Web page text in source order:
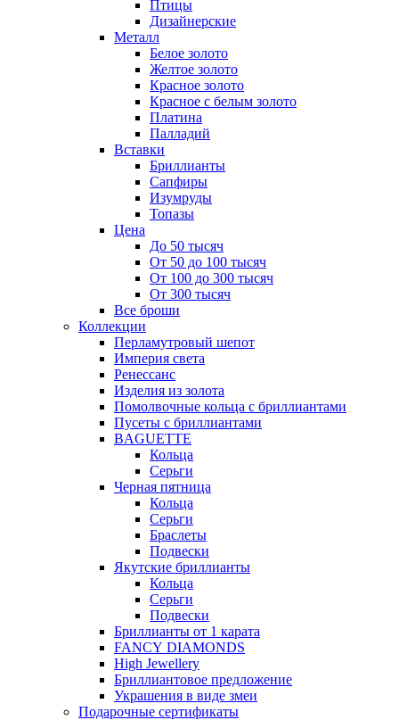
Птицы
Дизайнерские
Металл
Белое золото
Желтое золото
Красное золото
Красное с белым золото
Платина
Палладий
Вставки
Бриллианты
Сапфиры
Изумруды
Топазы
Цена
До 50 тысяч
От 50 до 100 тысяч
От 100 до 300 тысяч
От 300 тысяч
Все броши
Коллекции
Перламутровый шепот
Империя света
Ренессанс
Изделия из золота
Помолвочные кольца с бриллиантами
Пусеты с бриллиантами
BAGUETTE
Кольца
Серьги
Черная пятница
Кольца
Серьги
Браслеты
Подвески
Якутские бриллианты
Кольца
Серьги
Подвески
Бриллианты от 1 карата
FANCY DIAMONDS
High Jewellery
Бриллиантовое предложение
Украшения в виде змеи
Подарочные сертификаты